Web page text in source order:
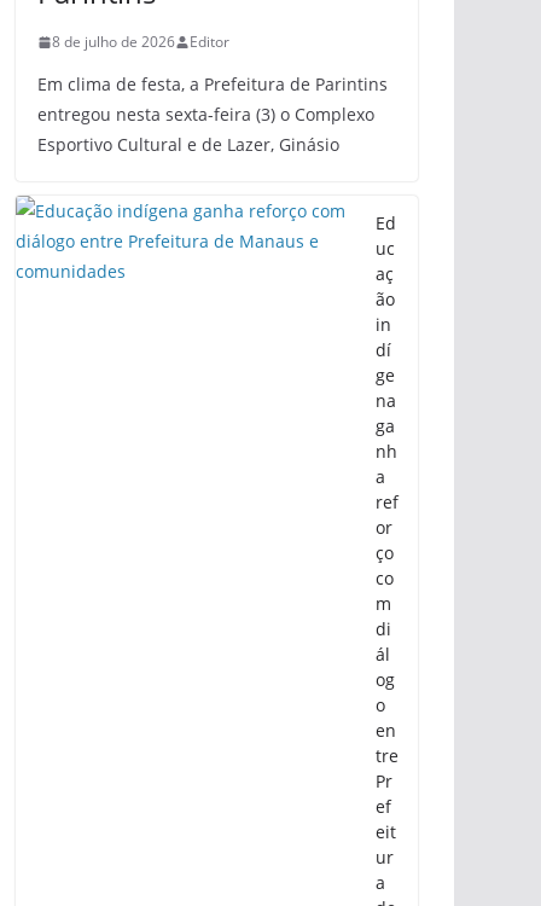
8 de julho de 2026 Editor
Em clima de festa, a Prefeitura de Parintins
entregou nesta sexta-feira (3) o Complexo
Esportivo Cultural e de Lazer, Ginásio
Ed
uc
aç
ão
in
dí
ge
na
ga
nh
a
ref
or
ço
co
m
di
ál
og
o
en
tre
Pr
ef
eit
ur
a